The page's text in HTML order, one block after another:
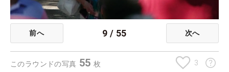
前へ 9 / 55 次へ
このラウンドの写真 55枚 3